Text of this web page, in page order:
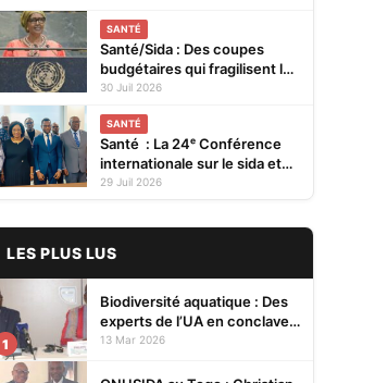
SANTÉ
Santé/Sida : Des coupes
budgétaires qui fragilisent la
prévention et menacent les
30 Juil 2026
SANTÉ
Santé : La 24ᵉ Conférence
internationale sur le sida et
les IST en Afrique se tiendra
29 Juil 2026
LES PLUS LUS
1
Biodiversité aquatique : Des
experts de l’UA en conclave à
Lomé pour renforcer la
13 Mar 2026